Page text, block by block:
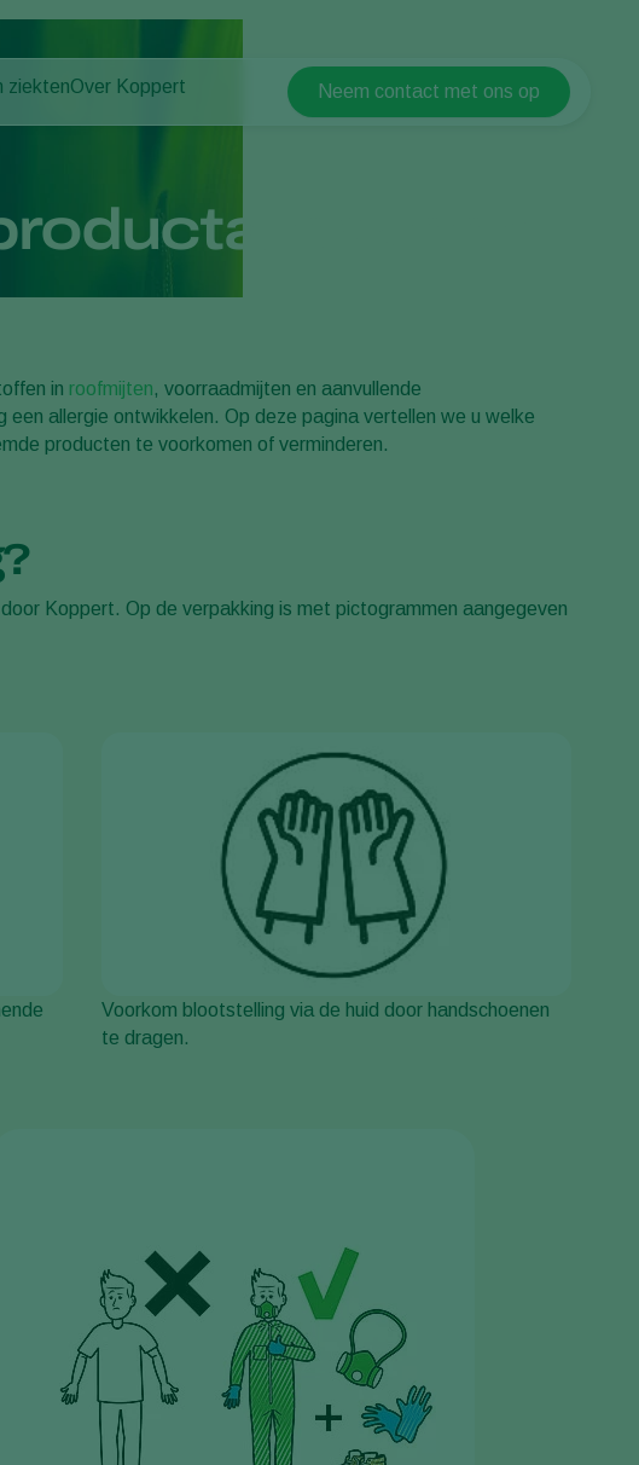
ziektenOver Koppert
Duurzaamheid
Werken bij Koppert
Koppert Global
Belgium
Ecuador
Finland (Finnish)
Hungary
Korea
Mexico
Netherlands
Paraguay
Poland
Portugal
Russia
United Kingdom
Neem contact met ons op
in roofmijten, voorraadmijten en aanvullende
allergie ontwikkelen. Op deze pagina vertellen we u welke
producten te voorkomen of verminderen.
Koppert. Op de verpakking is met pictogrammen aangegeven
Voorkom blootstelling via de huid door handschoenen
te dragen.